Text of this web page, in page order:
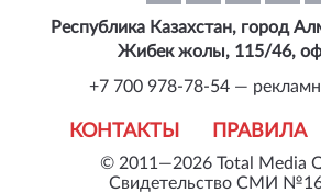
© 2011—2026 Total Media
Свидетельство СМИ
КОНТАКТЫ ПРАВИЛА
Республика Казахстан, город
Жибек жолы, 115/46,
+7 700 978-78-54 —